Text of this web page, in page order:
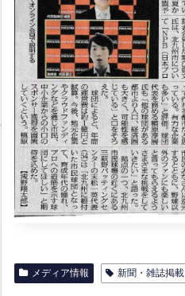
メディア情報 新聞・雑誌掲載